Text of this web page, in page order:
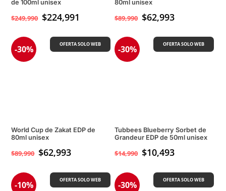
de 100ml unisex
$249,990 $224,991
80ml unisex
$89,990 $62,993
OFERTA SOLO WEB
-30%
World Cup de Zakat EDP de
80ml unisex
$89,990 $62,993
OFERTA SOLO WEB
-30%
Tubbees Blueberry Sorbet de
Grandeur EDP de 50ml unisex
$14,990 $10,493
-10% OFERTA SOLO WEB OFERTA SOLO WEB
-30%